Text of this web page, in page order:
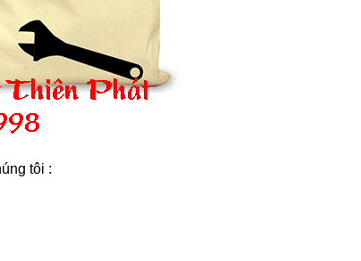
tôi :